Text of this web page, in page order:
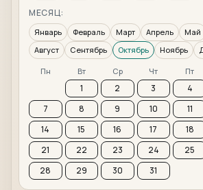
МЕСЯЦ:
Январь Февраль Март Апрель Май
Август
Сентябрь Октябрь Ноябрь
Пн Вт Ср Чт Пт
1 2 3 4
7
8 9 10 11
14
15 16 17 18
21
22 23 24 25
28
29 30 31